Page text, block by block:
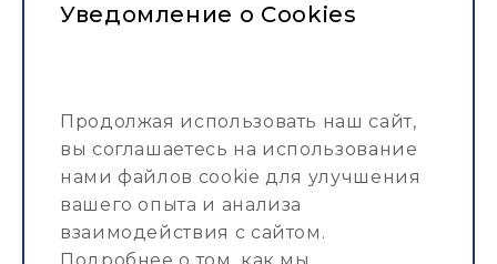
Xarita
Kompaniya haqida
Уведомление о Cookies
Продолжая использовать наш сайт,
вы соглашаетесь на использование
нами файлов cookie для улучшения
вашего опыта и анализа
взаимодействия с сайтом.